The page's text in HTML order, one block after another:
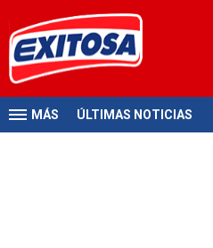
MÁS ÚLTIMAS NOTICIAS